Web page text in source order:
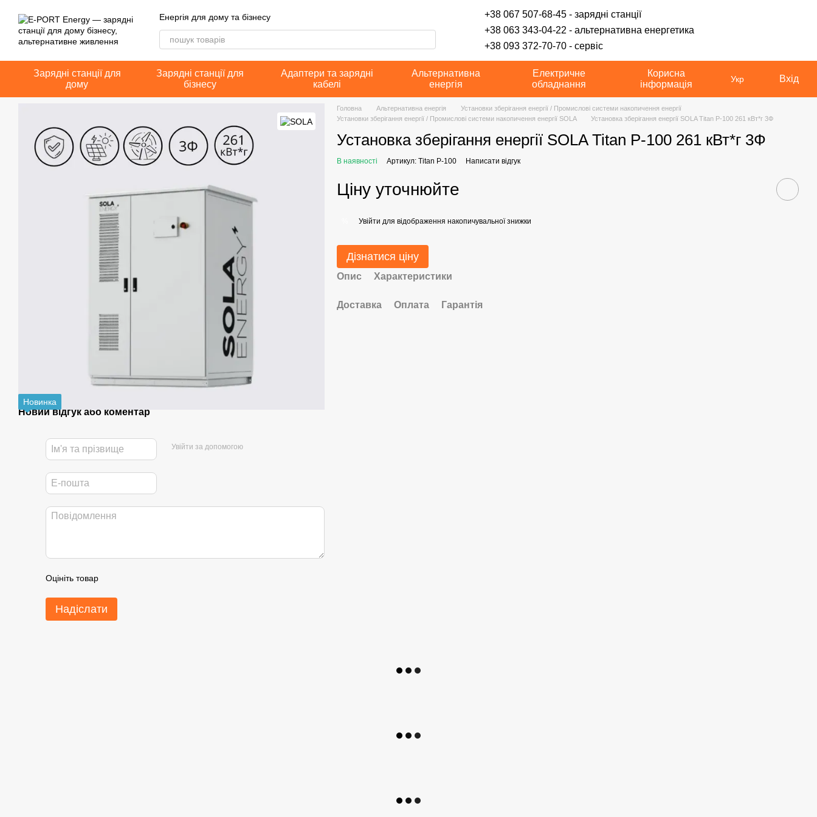
Енергія для дому та бізнесу
+38 067 507-68-45 - зарядні станції
+38 063 343-04-22 - альтернативна енергетика
+38 093 372-70-70 - сервіс
Зарядні станції для
дому
Зарядні станції для
бізнесу
Адаптери та зарядні
кабелі
Альтернативна
енергія
Електричне
обладнання
Корисна
інформація
Укр Вхід
Новинка
Новий відгук або коментар
Увійти за допомогою
Оцініть товар
Надіслати
Головна Альтернативна енергія
Установки зберігання енергії / Промислові системи накопичення енергії
Установки зберігання енергії / Промислові системи накопичення енергії SOLA
Установка зберігання енергії SOLA Titan P-100 261 кВт*г 3Ф
Установка зберігання енергії SOLA Titan P-100 261 кВт*г 3Ф
В наявності Артикул: Titan P-100 Написати відгук
Ціну уточнюйте
Увійти для відображення накопичувальної знижки
Дізнатися ціну
Опис Характеристики
Доставка Оплата Гарантія